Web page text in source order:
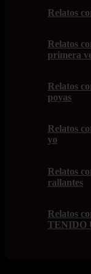
Relatos
Relatos
primera
Relatos
poyas
Relatos
yo
Relatos
rallantes
Relatos
TENIDO